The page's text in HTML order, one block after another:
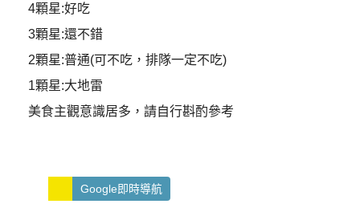
4顆星:好吃
3顆星:還不錯
2顆星:普通(可不吃，排隊一定不吃)
1顆星:大地雷
美食主觀意識居多，請自行斟酌參考
Google即時導航